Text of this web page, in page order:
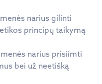
narius gilinti
principų taikymą
narius prisiimti
bei už neetišką